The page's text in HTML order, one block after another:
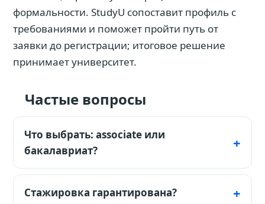
формальности. StudyU сопоставит профиль с
требованиями и поможет пройти путь от
заявки до регистрации; итоговое решение
принимает университет.
Частые вопросы
Что выбрать: associate или
бакалавриат?
Associate длится около двух лет и быстрее
ведёт к операциям; бакалавриат обычно
Стажировка гарантирована?